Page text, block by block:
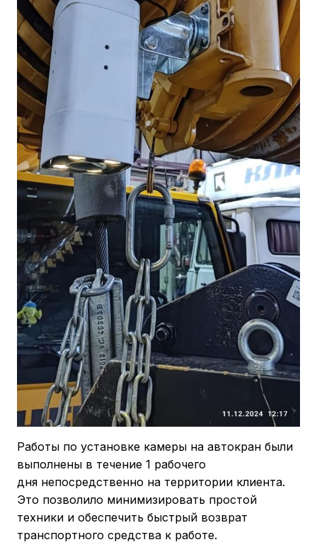
Работы по установке камеры на автокран были
выполнены в течение 1 рабочего
дня непосредственно на территории клиента.
Это позволило минимизировать простой
техники и обеспечить быстрый возврат
транспортного средства к работе.